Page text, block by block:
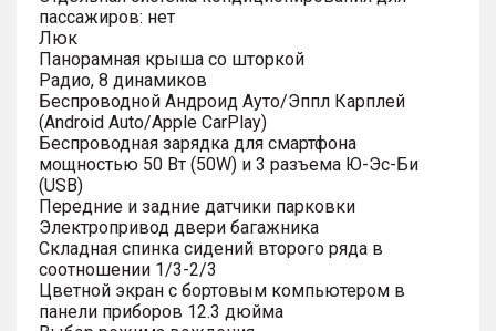
пассажиров: нет
Люк
Панорамная крыша со шторкой
Радио, 8 динамиков
Беспроводной Андроид Ауто/Эппл Карплей
(Android Auto/Apple CarPlay)
Беспроводная зарядка для смартфона
мощностью 50 Вт (50W) и 3 разъема Ю-Эс-Би
(USB)
Передние и задние датчики парковки
Электропривод двери багажника
Складная спинка сидений второго ряда в
соотношении 1/3-2/3
Цветной экран с бортовым компьютером в
панели приборов 12.3 дюйма